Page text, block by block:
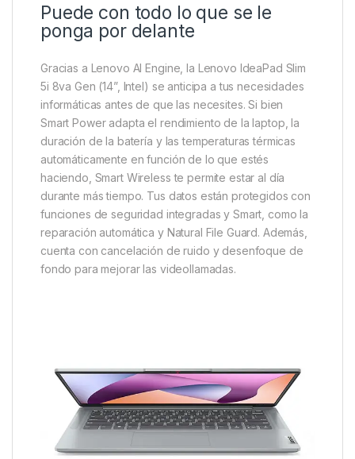
Puede con todo lo que se le
ponga por delante
Gracias a Lenovo AI Engine, la Lenovo IdeaPad Slim
5i 8va Gen (14”, Intel) se anticipa a tus necesidades
informáticas antes de que las necesites. Si bien
Smart Power adapta el rendimiento de la laptop, la
duración de la batería y las temperaturas térmicas
automáticamente en función de lo que estés
haciendo, Smart Wireless te permite estar al día
durante más tiempo. Tus datos están protegidos con
funciones de seguridad integradas y Smart, como la
reparación automática y Natural File Guard. Además,
cuenta con cancelación de ruido y desenfoque de
fondo para mejorar las videollamadas.